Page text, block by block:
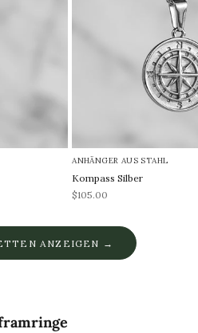
ANHÄNGER AUS STAHL
Kompass Silber
REA-pris
$105.00
ANZEIGEN →